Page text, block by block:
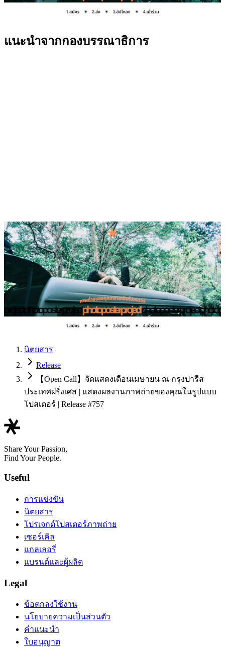
แนะนำจากกองบรรณาธิการ
นิตยสาร
Release
【Open Call】จัดแสดงเดือนเมษายน ณ กรุงปารีส
ประเทศฝรั่งเศส | แสดงผลงานภาพถ่ายของคุณในรูปแบบ
โปสเตอร์ | Release #757
Share Your Passion,
Find Your People.
Useful
การแข่งขัน
นิตยสาร
โปรเจกต์โปสเตอร์ภาพถ่าย
เซอร์เคิล
แกลเลอรี่
แบรนด์และผู้ผลิต
Legal
ข้อตกลงใช้งาน
นโยบายความเป็นส่วนตัว
คำแนะนำ
ใบอนุญาต